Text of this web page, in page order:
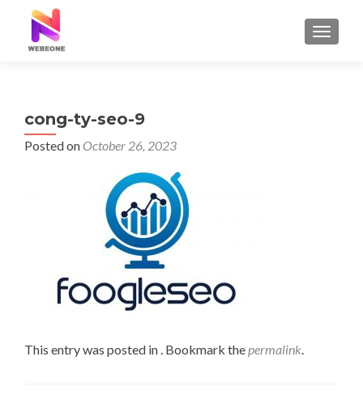
cong-ty-seo-9
Posted on October 26, 2023
This entry was posted in . Bookmark thepermalink.